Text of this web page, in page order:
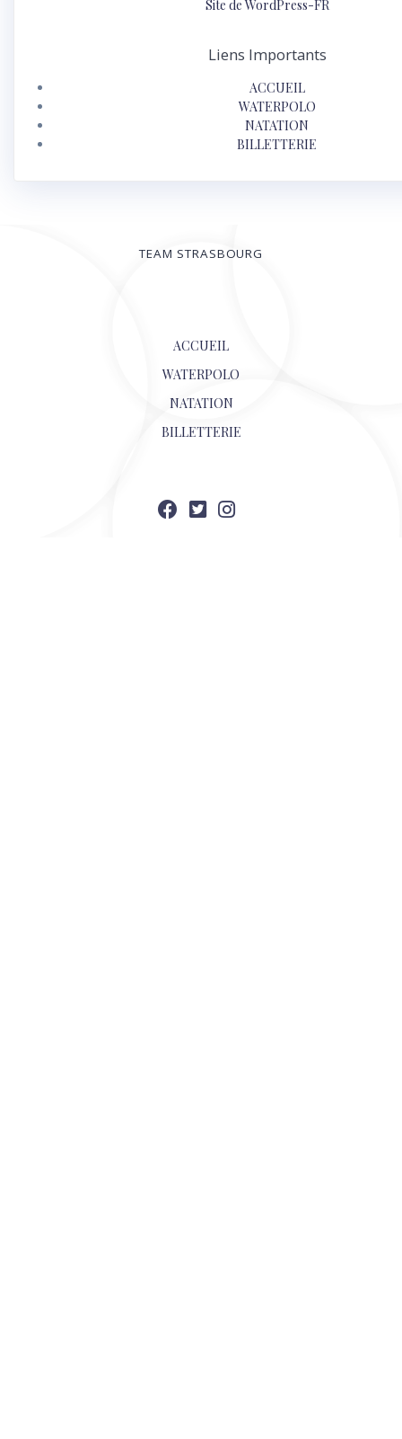
Site de WordPress-FR
Liens Importants
ACCUEIL
WATERPOLO
NATATION
BILLETTERIE
TEAM STRASBOURG
ACCUEIL
WATERPOLO
NATATION
BILLETTERIE